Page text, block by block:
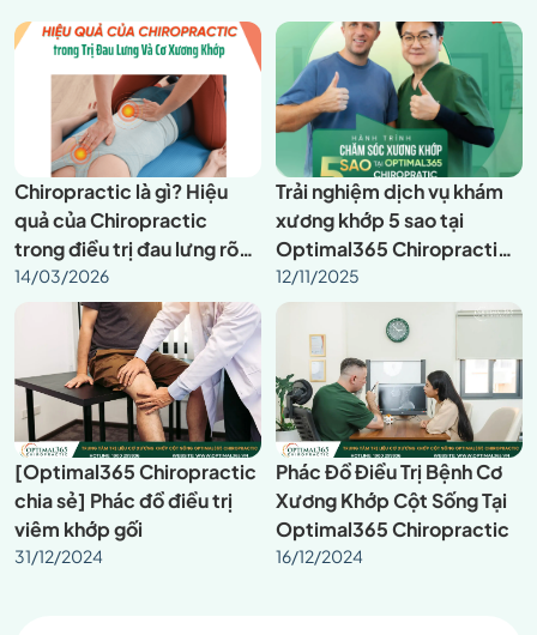
Chiropractic là gì? Hiệu
quả của Chiropractic
trong điều trị đau lưng rõ
rệch như thế nào?
14/03/2026
Trải nghiệm dịch vụ khám
xương khớp 5 sao tại
Optimal365 Chiropractic
– Chuẩn Quốc tế ngay tại
TP.HCM
12/11/2025
[Optimal365 Chiropractic
chia sẻ] Phác đồ điều trị
viêm khớp gối
31/12/2024
Phác Đồ Điều Trị Bệnh Cơ
Xương Khớp Cột Sống Tại
Optimal365 Chiropractic
16/12/2024